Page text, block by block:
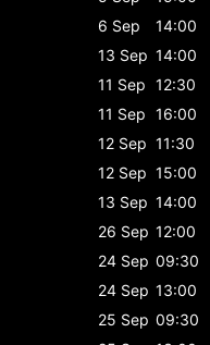
6 Sep
14:00
13 Sep 14:00
11 Sep 12:30
11 Sep 16:00
12 Sep 11:30
12 Sep 15:00
13 Sep 14:00
26 Sep 12:00
24 Sep 09:30
24 Sep 13:00
25 Sep 09:30